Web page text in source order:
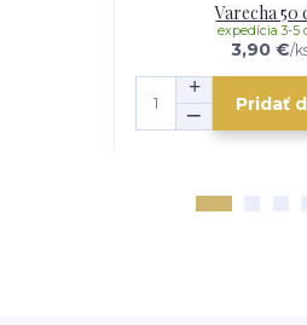
Varecha 50
3,90 €/
expedícia 3-5
Pridať